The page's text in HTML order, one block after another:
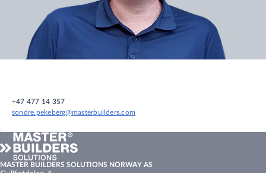
+47 477 14 357
sondre.pekeberg@masterbuilders.com
MASTER BUILDERS SOLUTIONS NORWAY AS